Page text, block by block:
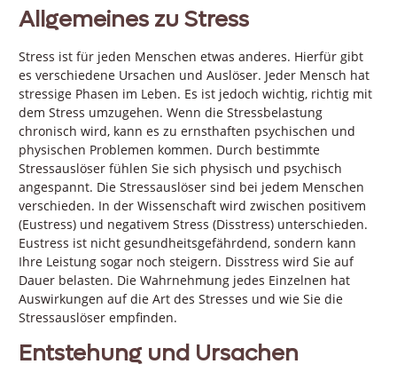
Allgemeines zu Stress
Stress ist für jeden Menschen etwas anderes. Hierfür gibt
es verschiedene Ursachen und Auslöser. Jeder Mensch hat
stressige Phasen im Leben. Es ist jedoch wichtig, richtig mit
dem Stress umzugehen. Wenn die Stressbelastung
chronisch wird, kann es zu ernsthaften psychischen und
physischen Problemen kommen. Durch bestimmte
Stressauslöser fühlen Sie sich physisch und psychisch
angespannt. Die Stressauslöser sind bei jedem Menschen
verschieden. In der Wissenschaft wird zwischen positivem
(Eustress) und negativem Stress (Disstress) unterschieden.
Eustress ist nicht gesundheitsgefährdend, sondern kann
Ihre Leistung sogar noch steigern. Disstress wird Sie auf
Dauer belasten. Die Wahrnehmung jedes Einzelnen hat
Auswirkungen auf die Art des Stresses und wie Sie die
Stressauslöser empfinden.
Entstehung und Ursachen